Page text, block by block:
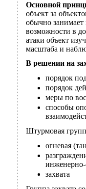
Основной
объект за
обычно занимает
возможности в
атаки объект
масштаба и
В решении на
порядок
порядок
меры по
способы
Штурмовая
огневая
инженерно-
захвата